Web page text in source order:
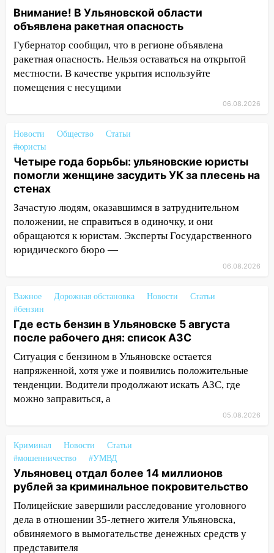
09:44 Ульяновские спасатели помогли
юному велосипедисту на улице
Чернышевского
08:21 В Заволжском районе украли два
велосипеда
07:18 В Ульяновск идет
тридцатиградусная жара: какая будет
06:00
юристы помогли женщине засудить УК
за плесень на стенах
05:00
прибыль, а кому — испытания на
прочность
05.08.2026
22:58
Соцсети: на проспекте Тюленева
20:22
Мошенники обманули 92-летнюю
жительницу Ульяновской области
19:14 Житель Ульяновской области
подвез троих незнакомцев на трассе и
заработал уголовное дело
18:14 Прогноз погоды на 6 августа в
Ульяновской области
большой фестиваль «Наше время»
17:30
Где есть бензин в Ульяновске 5
августа после рабочего дня: список АЗС
17:05 «Обыск» по видеосвязи: в
Ульяновске задержали 19-летнюю
сообщницу мошенников
Внимание! В Ульяновской области
объявлена ракетная опасность
Губернатор сообщил, что в регионе объявлена
ракетная опасность. Нельзя оставаться на открытой
местности. В качестве укрытия используйте
помещения с несущими
06.08.2026
Новости Общество
Статьи
#юристы
Четыре года борьбы: ульяновские юристы
помогли женщине засудить УК за плесень на
стенах
Зачастую людям, оказавшимся в затруднительном
положении, не справиться в одиночку, и они
обращаются к юристам. Эксперты Государственного
юридического бюро —
06.08.2026
Важное Дорожная обстановка Новости
Статьи
#бензин
Где есть бензин в Ульяновске 5 августа
после рабочего дня: список АЗС
Ситуация с бензином в Ульяновске остается
напряженной, хотя уже и появились положительные
тенденции. Водители продолжают искать АЗС, где
можно заправиться, а
05.08.2026
Криминал Новости
Статьи
#мошенничество
#УМВД
Ульяновец отдал более 14 миллионов
рублей за криминальное покровительство
Полицейские завершили расследование уголовного
дела в отношении 35-летнего жителя Ульяновска,
обвиняемого в вымогательстве денежных средств у
представителя